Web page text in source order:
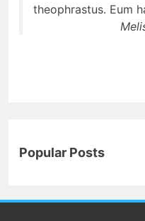
theophrastus. Eum
Popular Posts